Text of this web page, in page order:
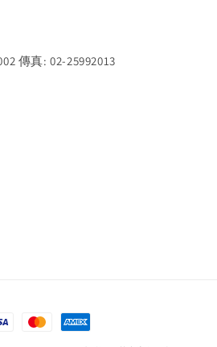
傳真: 02-25992013